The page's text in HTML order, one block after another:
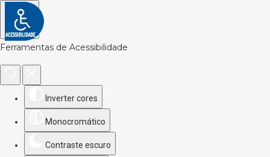
Ferramentas de Acessibilidade
Inverter cores
Monocromático
Contraste escuro